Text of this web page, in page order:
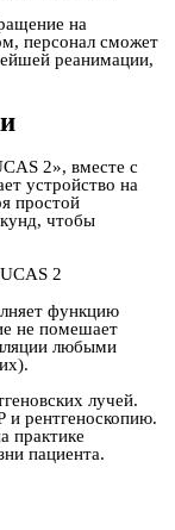
на
персонал сможет
реанимации,
2», вместе с
устройство на
простой
чтобы
функцию
не помешает
любыми
лучей.
и рентгеноскопию.
практике
пациента.